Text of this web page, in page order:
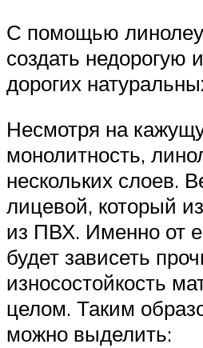
С помощью
создать недорогую
дорогих
Несмотря на
монолитность,
нескольких слоев.
лицевой, который
из ПВХ. Именно от
будет зависеть
износостойкость
целом. Таким
можно выделить: